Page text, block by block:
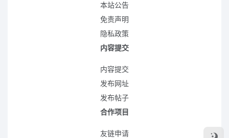
本站公告
免责声明
隐私政策
内容提交
内容提交
发布网址
发布帖子
合作项目
友链申请